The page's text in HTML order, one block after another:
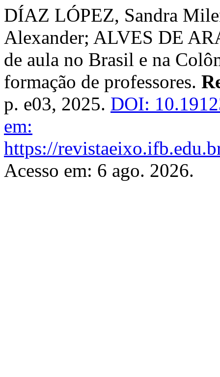
DÍAZ LÓPEZ, Sandra
Alexander; ALVES DE
de aula no Brasil e na
formação de professores.
p. e03, 2025. DOI:
em:
https://
Acesso em: 6 ago. 2026.